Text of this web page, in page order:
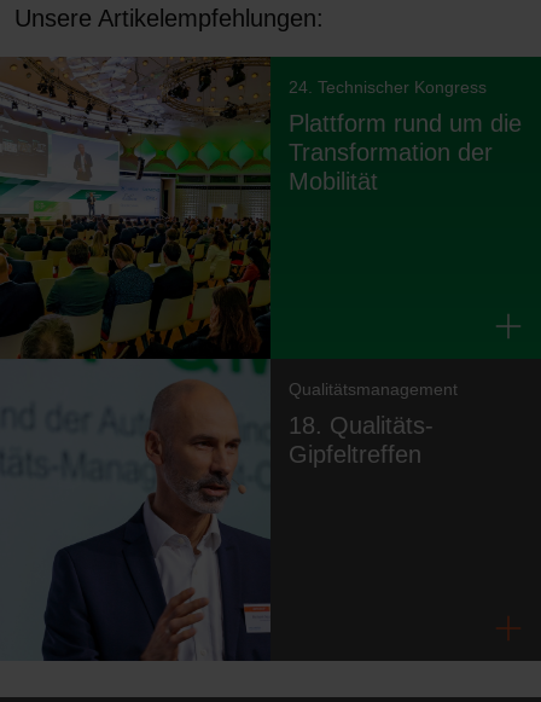
Unsere Artikelempfehlungen:
24. Technischer Kongress
Plattform rund um die
Transformation der
Mobilität
Qualitätsmanagement
18. Qualitäts-
Gipfeltreffen